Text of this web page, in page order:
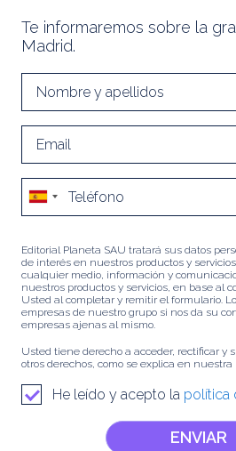
Te informaremos sobre la
Madrid.
Editorial Planeta SAU tratará sus datos
de interés en nuestros productos y
cualquier medio, información y
nuestros productos y servicios, en base al
Usted al completar y remitir el formulario.
empresas de nuestro grupo si nos da su
empresas ajenas al mismo.
Usted tiene derecho a acceder, rectificar y
otros derechos, como se explica en
He leído y acepto la política
ENVIAR